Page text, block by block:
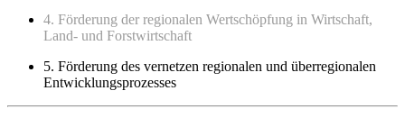
4. Förderung der regionalen Wertschöpfung in Wirtschaft,
Land- und Forstwirtschaft
5. Förderung des vernetzen regionalen und überregionalen
Entwicklungsprozesses